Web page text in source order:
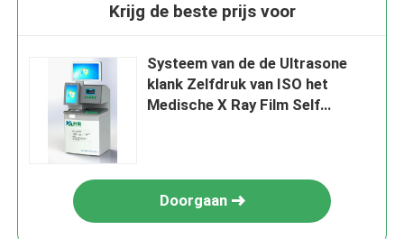
Krijg de beste prijs voor
Systeem van de de Ultrasone
klank Zelfdruk van ISO het
Medische X Ray Film Self
Doorgaan